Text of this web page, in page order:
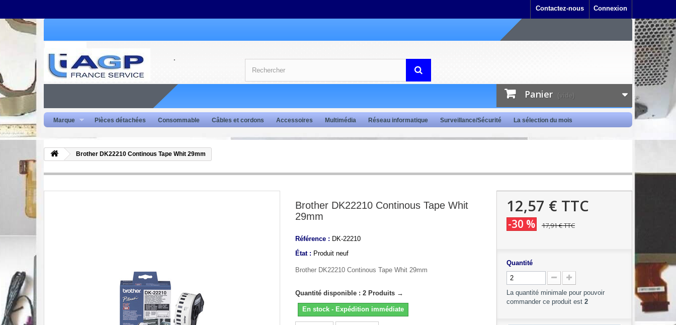
Connexion
Contactez-nous
Panier (vide)
Marque Pièces détachées Consommable Câbles et cordons Accessoires Multimédia Réseau informatique Surveillance/Sécurité La sélection du mois
Brother DK22210 Continous Tape Whit 29mm
Brother DK22210 Continous Tape Whit
29mm
Référence : DK-22210
État : Produit neuf
Brother DK22210 Continous Tape Whit 29mm
Quantité disponible : 2 Produits →
En stock - Expédition immédiate
12,57 € TTC
-30 % 17,91 €TTC
Quantité
La quantité minimale pour pouvoir
commander ce produit est 2